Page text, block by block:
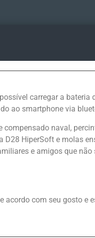
carregar a bateria
ao smartphone via
compensado naval,
D28 HiperSoft e molas
e amigos que não
acordo com seu gosto e